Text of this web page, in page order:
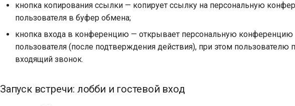
кнопка копирования ссылки — копирует ссылку на персональную
пользователя в буфер обмена;
кнопка входа в конференцию — открывает персональную конференцию
пользователя (после подтверждения действия), при этом пользователю
входящий звонок.
Запуск встречи: лобби и гостевой вход